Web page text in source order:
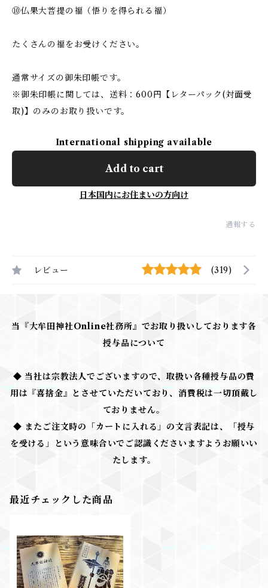
⑩仏果大菩提の福（悟りを得られる福）
たくさんの福をお受けください。
通常サイズの御朱印帳です。
※御朱印帳に関しては、送料：600円【レターパック(対面受
取)】のみのお取り扱いです。
International shipping available
Add to cart
日本国内にお住まいの方向け
通報する
レビュー (319)
当『大牟田神社Online社務所』でお取り扱いしております各
授与品について
◆ 当社は宗教法人でございますので、取扱い各種授与品の費
用は『喜捨金』とさせていただいており、消費税は一切頂戴し
ておりません。
◆ またご注文時の「カートに入れる」の文言表記は、「授与
を受ける」という意味合いでご認識くださいますようお願いい
たします。
最近チェックした商品